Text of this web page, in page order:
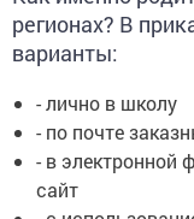
регионах? В
варианты:
- лично в школу
- по почте
- в электронной
сайт